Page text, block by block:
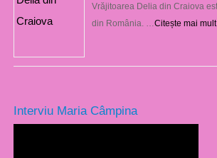
Vrăjitoarea Delia din Craiova
din România. … Citește mai
Interviu Maria Câmpina